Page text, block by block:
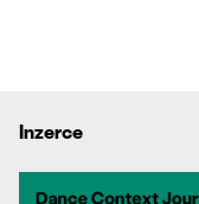
Inzerce